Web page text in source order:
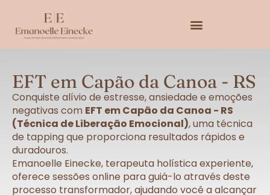
EFT em Capão da Canoa - RS
Conquiste alívio de estresse, ansiedade e emoções
negativas com EFT em Capão da Canoa - RS
(Técnica de Liberação Emocional), uma técnica
de tapping que proporciona resultados rápidos e
duradouros.
Emanoelle Einecke, terapeuta holística experiente,
oferece sessões online para guiá-lo através deste
processo transformador, ajudando você a alcançar